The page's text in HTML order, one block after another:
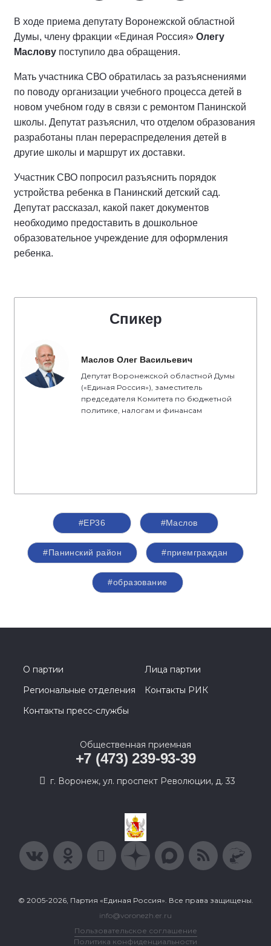
В ходе приема депутату Воронежской областной
Думы, члену фракции «Единая Россия» Олегу
Маслову поступило два обращения.
Мать участника СВО обратилась за разъяснениями
по поводу организации учебного процесса детей в
новом учебном году в связи с ремонтом Панинской
школы. Депутат разъяснил, что отделом образования
разработаны план перераспределения детей в
другие школы и маршрут их доставки.
Участник СВО попросил разъяснить порядок
устройства ребенка в Панинский детский сад.
Депутат рассказал, какой пакет документов
необходимо предоставить в дошкольное
образовательное учреждение для оформления
ребенка.
Спикер
Маслов Олег Васильевич
Депутат Воронежской областной Думы
(«Единая Россия»), заместитель
председателя Комитета по бюджетной
политике, налогам и финансам
#ЕР36 #Маслов
#Панинский район #приемграждан
#образование
О партии
Лица партии
Региональные отделения
Контакты РИК
Контакты пресс-службы
Общественная приемная
+7 (473) 239-93-39
г. Воронеж, ул. проспект Революции, д. 33
© 2005-2026, Партия «Единая Россия». Все права защищены.
info@voronezh.er.ru
Пользовательское соглашение
Политика конфиденциальности